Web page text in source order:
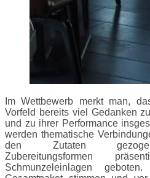
Im Wettbewerb merkt man,
Vorfeld bereits viel Gedanken
und zu ihrer Performance
werden thematische
den Zutaten
Zubereitungsformen
Schmunzeleinlagen